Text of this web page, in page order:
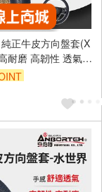
純正牛皮方向盤套(X
耐磨 高韌性 透氣吸